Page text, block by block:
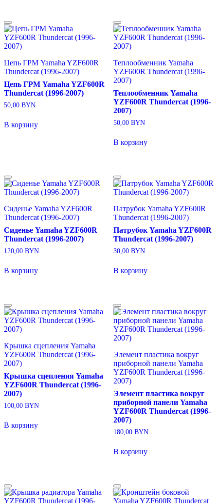
Цепь ГРМ Yamaha YZF600R
Thundercat (1996-2007)
Цепь ГРМ Yamaha YZF600R
Thundercat (1996-2007)
50,00 BYN
В корзину
Теплообменник Yamaha
YZF600R Thundercat (1996-
2007)
Теплообменник Yamaha
YZF600R Thundercat (1996-
2007)
50,00 BYN
В корзину
Сиденье Yamaha YZF600R
Thundercat (1996-2007)
Сиденье Yamaha YZF600R
Thundercat (1996-2007)
120,00 BYN
В корзину
Патрубок Yamaha YZF600R
Thundercat (1996-2007)
Патрубок Yamaha YZF600R
Thundercat (1996-2007)
30,00 BYN
В корзину
Крышка сцепления Yamaha
YZF600R Thundercat (1996-
2007)
Крышка сцепления Yamaha
YZF600R Thundercat (1996-
2007)
100,00 BYN
В корзину
Элемент пластика вокруг
приборной панели Yamaha
YZF600R Thundercat (1996-
2007)
Элемент пластика вокруг
приборной панели Yamaha
YZF600R Thundercat (1996-
2007)
180,00 BYN
В корзину